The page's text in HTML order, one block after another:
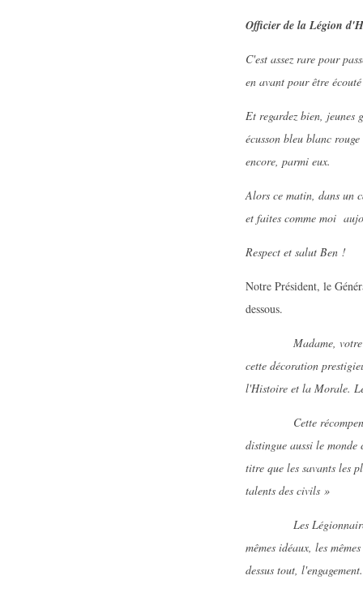
Officier de la Légion
C'est assez rare pour
en avant pour être
Et regardez bien, jeunes
écusson bleu blanc
encore, parmi eux.
Alors ce matin, dans un
et faites comme moi
Respect et salut Ben !
Notre Président, le
dessous.
Madame,
cette décoration
l'Histoire et la Morale.
Cette récompense de
distingue aussi le
titre que les savants les
talents des civils »
Les Légionnaires ont
mêmes idéaux, les
dessus tout, l'engagement.